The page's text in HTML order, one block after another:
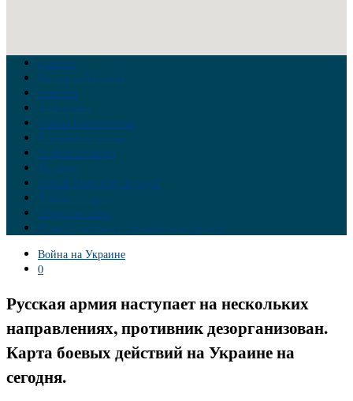
Главная
Война на Украине
Новости
Аналитика
Тайны Геополитики
Российские элиты
Теория заговора
Украина
Новый Мировой Порядок
Тайны истории
Обратная связь
Правила комментирования материалов
Война на Украине
0
Русская армия наступает на нескольких
направлениях, противник дезорганизован.
Карта боевых действий на Украине на
сегодня.